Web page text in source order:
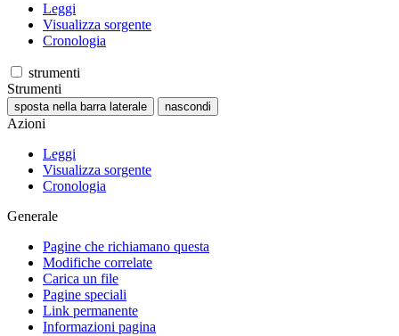
Leggi
Visualizza sorgente
Cronologia
strumenti
Strumenti
sposta nella barra laterale nascondi
Azioni
Leggi
Visualizza sorgente
Cronologia
Generale
Pagine che richiamano questa
Modifiche correlate
Carica un file
Pagine speciali
Link permanente
Informazioni pagina